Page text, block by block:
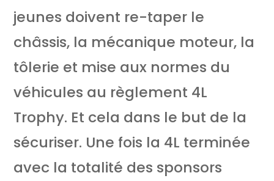
jeunes doivent re-taper le
châssis, la mécanique moteur, la
tôlerie et mise aux normes du
véhicules au règlement 4L
Trophy. Et cela dans le but de la
sécuriser. Une fois la 4L terminée
avec la totalité des sponsors